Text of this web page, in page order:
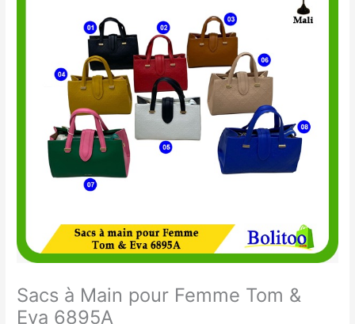
Sacs à Main pour Femme Tom &
Eva 6895A